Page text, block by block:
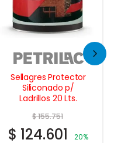
Plavipint Piletas
Piscinas Profesional
4 Lts.
$47.569
$ 38.055
20%